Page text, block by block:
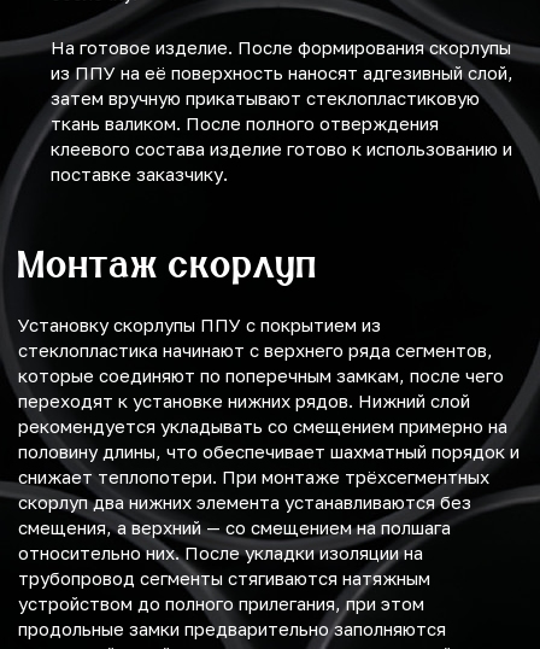
На готовое изделие. После формирования скорлупы
из ППУ на её поверхность наносят адгезивный слой,
затем вручную прикатывают стеклопластиковую
ткань валиком. После полного отверждения
клеевого состава изделие готово к использованию и
поставке заказчику.
Монтаж скорлуп
Установку скорлупы ППУ с покрытием из
стеклопластика начинают с верхнего ряда сегментов,
которые соединяют по поперечным замкам, после чего
переходят к установке нижних рядов. Нижний слой
рекомендуется укладывать со смещением примерно на
половину длины, что обеспечивает шахматный порядок и
снижает теплопотери. При монтаже трёхсегментных
скорлуп два нижних элемента устанавливаются без
смещения, а верхний — со смещением на полшага
относительно них. После укладки изоляции на
трубопровод сегменты стягиваются натяжным
устройством до полного прилегания, при этом
продольные замки предварительно заполняются